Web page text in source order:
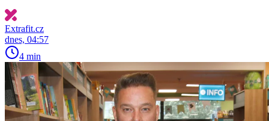
Extrafit.cz
dnes, 04:57
4 min